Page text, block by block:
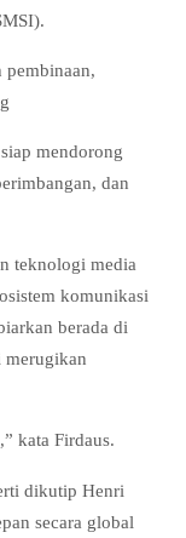
pembinaan,
mendorong
dan
teknologi media
komunikasi
berada di
merugikan
kata Firdaus.
dikutip Henri
secara global